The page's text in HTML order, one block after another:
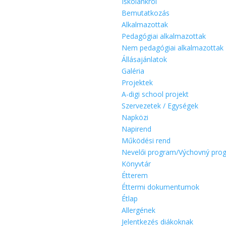
Bemutatkozás
Alkalmazottak
Pedagógiai alkalmazottak
Nem pedagógiai alkalmazottak
Állásajánlatok
Galéria
Projektek
A-digi school projekt
Szervezetek / Egységek
Napközi
Napirend
Működési rend
Nevelői program/Výchovný
Könyvtár
Étterem
Éttermi dokumentumok
Étlap
Allergének
Jelentkezés diákoknak